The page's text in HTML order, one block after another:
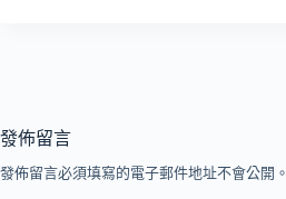
發佈留言
發佈留言必須填寫的電子郵件地址不會公開。